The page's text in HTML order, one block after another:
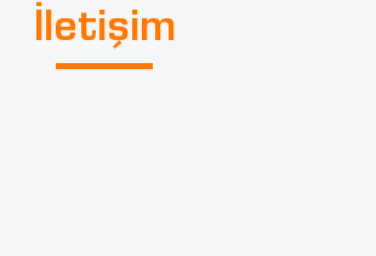
İletişim